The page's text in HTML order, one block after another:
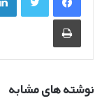
چاپ
نوشته های مشابه